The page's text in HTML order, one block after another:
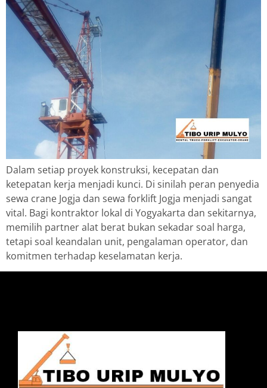
Dalam setiap proyek konstruksi, kecepatan dan
ketepatan kerja menjadi kunci. Di sinilah peran penyedia
sewa crane Jogja dan sewa forklift Jogja menjadi sangat
vital. Bagi kontraktor lokal di Yogyakarta dan sekitarnya,
memilih partner alat berat bukan sekadar soal harga,
tetapi soal keandalan unit, pengalaman operator, dan
komitmen terhadap keselamatan kerja.